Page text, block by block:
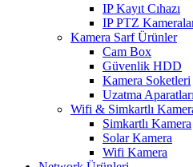
IP Kayıt Cıhazı
IP PTZ
Kamera Sarf Ürünler
Cam Box
Güvenlik HDD
Kamera Soketleri
Uzatma Aparatları
Wifi & Simkartlı
Simkartlı Kamera
Solar Kamera
Wifi Kamera